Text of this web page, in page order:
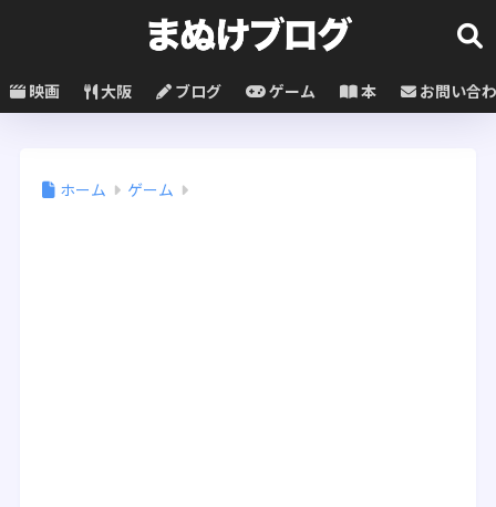
映画 大阪 ブログ ゲーム 本 お問い合
ホーム ゲーム